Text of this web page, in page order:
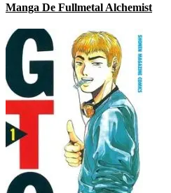
Manga De Fullmetal Alchemist